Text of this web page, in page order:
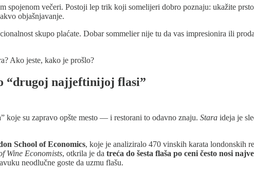
spojenom večeri. Postoji lep trik koji somelijeri dobro poznaju: ukažite
objašnjavanje.
skupo plaćate. Dobar sommelier nije tu da vas impresionira ili
Ako jeste, kako je prošlo?
“drugoj najjeftinijoj flasi”
koje su zapravo opšte mesto — i restorani to odavno znaju. Stara ideja je
School of Economics, koje je analiziralo 470 vinskih karata londonskih
Wine Economists, otkrila je da treća do šesta flaša po ceni često nosi
neodlučne goste da uzmu flašu.